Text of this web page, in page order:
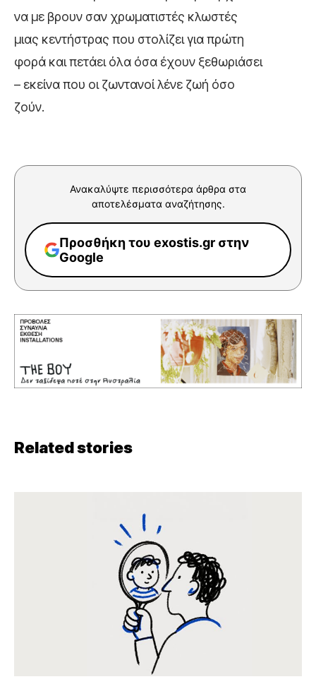
να με βρουν σαν χρωματιστές κλωστές
μιας κεντήστρας που στολίζει για πρώτη
φορά και πετάει όλα όσα έχουν ξεθωριάσει
– εκείνα που οι ζωντανοί λένε ζωή όσο
ζούν.
Ανακαλύψτε περισσότερα άρθρα στα
αποτελέσματα αναζήτησης.
Προσθήκη του exostis.gr στην
Google
Related stories